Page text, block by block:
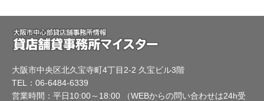
大阪市中央区北久宝寺町4丁目2-2 久宝ビル3階
TEL：06-6484-6339
営業時間：平日10:00～18:00 （WEBからの問い合わせは24h受